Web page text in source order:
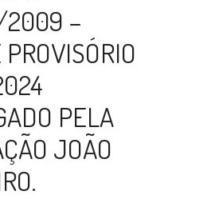
2009 –
PELA
JOÃO